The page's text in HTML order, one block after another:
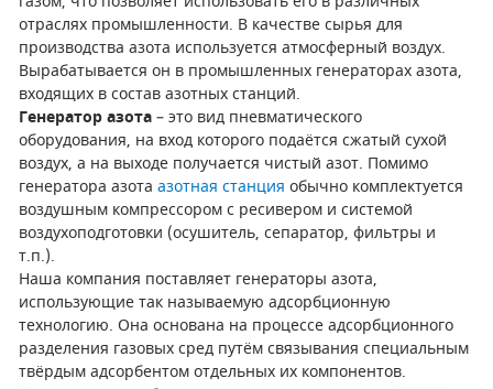
отраслях промышленности. В качестве сырья для
производства азота используется атмосферный воздух.
Вырабатывается он в промышленных генераторах азота,
входящих в состав азотных станций.
Генератор азота– это вид пневматического
оборудования, на вход которого подаётся сжатый сухой
воздух, а на выходе получается чистый азот. Помимо
генератора азота азотная станция обычно комплектуется
воздушным компрессором с ресивером и системой
воздухоподготовки (осушитель, сепаратор, фильтры и
т.п.).
Наша компания поставляет генераторы азота,
использующие так называемую адсорбционную
технологию. Она основана на процессе адсорбционного
разделения газовых сред путём связывания специальным
твёрдым адсорбентом отдельных их компонентов.
САДОВАЯ ТЕХНИКА
ЧИЛЛЕРЫ
КОНТЕЙНЕРЫ ДЛЯ ОБОРУДОВАНИЯ
КАНАЛИЗАЦИОННЫЕ НАСОСЫ
БЕНЗИНОВЫЕ МОТОПОМПЫ
ДИЗЕЛЬНЫЕ МОТОПОМПЫ
ТАЛИ И ТЕЛЬФЕРЫ
ОСВЕТИТЕЛЬНЫЕ МАЧТЫ
ЛЕНТОЧНОПИЛЬНЫЕ СТАНКИ
КОНТРОЛЛЕРЫ (БЛОКИ УПРАВЛЕНИЯ)
ПРЕДОХРАНИТЕЛЬНЫЕ КЛАПАНЫ
ВПУСКНЫЕ КЛАПАНЫ
ОБРАТНЫЕ КЛАПАНЫ
КЛАПАНЫ МИНИМАЛЬНОГО ДАВЛЕНИЯ
РЕЛЕ ДАВЛЕНИЯ ДЛЯ ДЛЯ КОМПРЕССОРОВ
ДАТЧИКИ